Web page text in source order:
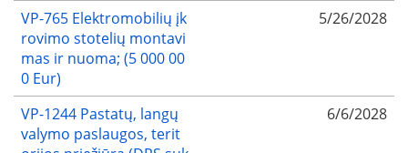
VP-765 Elektromobilių įk
rovimo stotelių montavi
mas ir nuoma; (5 000 00
0 Eur)
5/26/2028
VP-1244 Pastatų, langų
valymo paslaugos, terit
6/6/2028